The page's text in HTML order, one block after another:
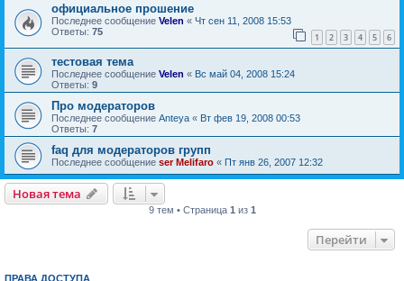
официальное прошение
Последнее сообщение Velen « Чт сен 11, 2008 15:53
Ответы: 75 1 2 3 4 5 6
тестовая тема
Последнее сообщение Velen « Вс май 04, 2008 15:24
Ответы: 9
Про модераторов
Последнее сообщение Anteya « Вт фев 19, 2008 00:53
Ответы: 7
faq для модераторов групп
Последнее сообщение ser Melifaro « Пт янв 26, 2007 12:32
Новая тема
9 тем • Страница 1 из 1
Перейти
ПРАВА ДОСТУПА